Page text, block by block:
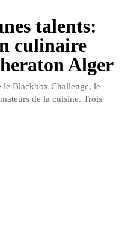
talents:
culinaire
Alger
le Blackbox Challenge, le
de la cuisine. Trois